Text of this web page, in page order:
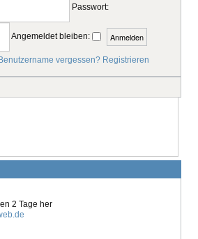
Passwort:
Angemeldet bleiben:
vergessen? Registrieren
2 Tage her